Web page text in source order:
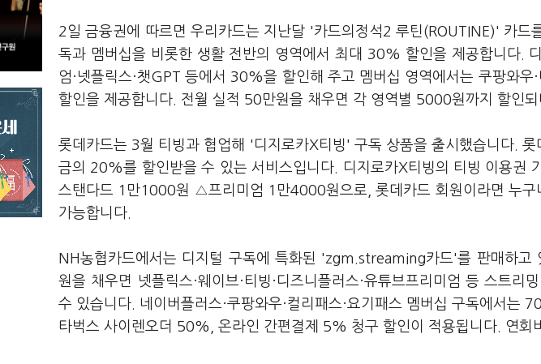
2일 금융권에 따르면 우리카드는 지난달 '카드의정석2 루틴(ROUTINE)' 카드
독과 멤버십을 비롯한 생활 전반의 영역에서 최대 30% 할인을 제공합니다.
엄·넷플릭스·챗GPT 등에서 30%을 할인해 주고 멤버십 영역에서는 쿠팡와우
할인을 제공합니다. 전월 실적 50만원을 채우면 각 영역별 5000원까지 할인
롯데카드는 3월 티빙과 협업해 '디지로카X티빙' 구독 상품을 출시했습니다.
금의 20%를 할인받을 수 있는 서비스입니다. 디지로카X티빙의 티빙 이용
스탠다드 1만1000원 △프리미엄 1만4000원으로, 롯데카드 회원이라면 누구
가능합니다.
NH농협카드에서는 디지털 구독에 특화된 'zgm.streaming카드'를 판매하고
원을 채우면 넷플릭스·웨이브·티빙·디즈니플러스·유튜브프리미엄 등 스트
수 있습니다. 네이버플러스·쿠팡와우·컬리패스·요기패스 멤버십 구독에서는
타벅스 사이렌오더 50%, 온라인 간편결제 5% 청구 할인이 적용됩니다. 연회